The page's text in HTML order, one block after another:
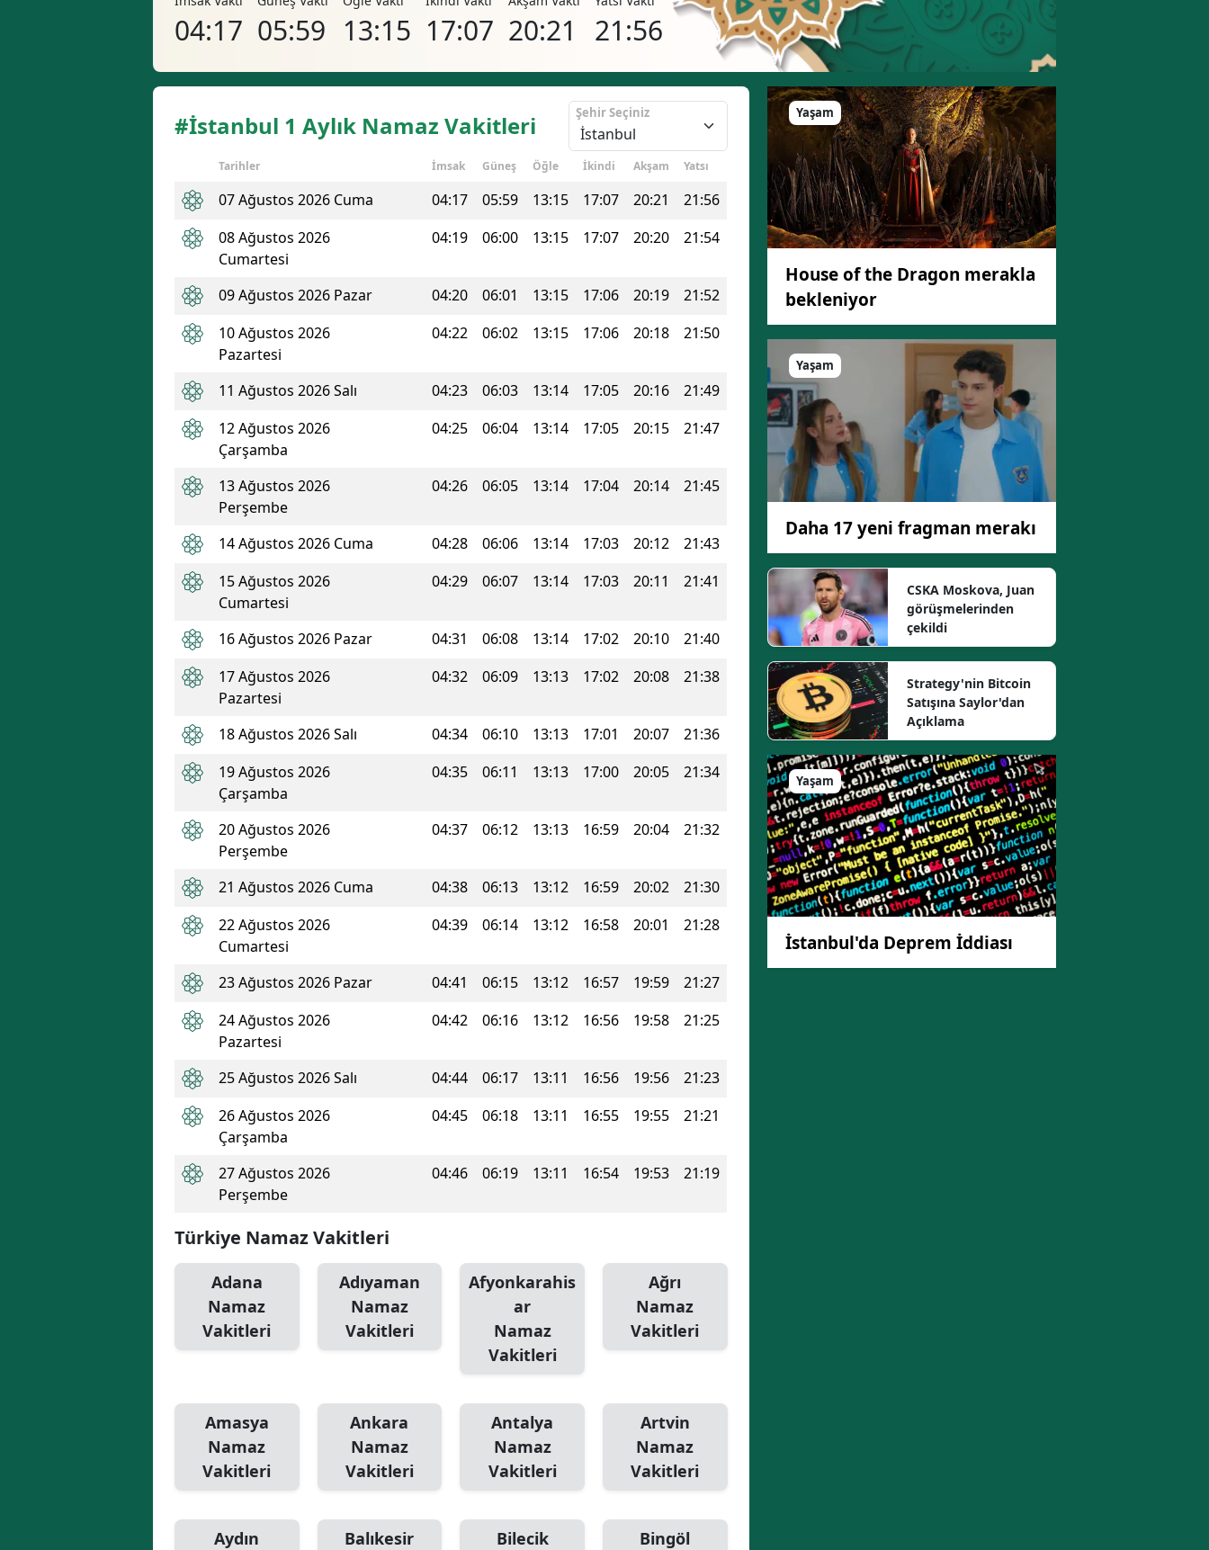
Bilecik
Bolu
Burdur
Bursa
Çanakkale
Diyarbakır
Edirne
Erzurum
Eskişehir
Giresun
Gümüşhane
Mersin
Kastamonu
Kayseri
Kırşehir
Kocaeli
Kahramanmaraş
Mardin
Niğde
04:17 05:59 13:15 17:07 20:21 21:56
#İstanbul 1 Aylık Namaz Vakitleri Şehir Seçiniz
Tarihler İmsak Güneş Öğle İkindi Akşam Yatsı
07 Ağustos 2026 Cuma 04:17 05:59 13:15 17:07 20:21
21:56
08 Ağustos 2026
Cumartesi
04:19 06:00 13:15 17:07 20:20 21:54
09 Ağustos 2026 Pazar 04:20 06:01 13:15 17:06 20:19
21:52
10 Ağustos 2026
Pazartesi
04:22 06:02 13:15 17:06 20:18 21:50
11 Ağustos 2026 Salı 04:23 06:03 13:14 17:05 20:16
21:49
12 Ağustos 2026
Çarşamba
04:25 06:04 13:14 17:05 20:15 21:47
13 Ağustos 2026
Perşembe
04:26 06:05 13:14 17:04 20:14 21:45
14 Ağustos 2026 Cuma 04:28 06:06 13:14 17:03 20:12
21:43
15 Ağustos 2026
Cumartesi
04:29 06:07 13:14 17:03 20:11 21:41
16 Ağustos 2026 Pazar 04:31 06:08 13:14 17:02 20:10
21:40
17 Ağustos 2026
Pazartesi
04:32 06:09 13:13 17:02 20:08 21:38
18 Ağustos 2026 Salı 04:34 06:10 13:13 17:01 20:07
21:36
19 Ağustos 2026
Çarşamba
04:35 06:11 13:13 17:00 20:05 21:34
20 Ağustos 2026
Perşembe
04:37 06:12 13:13 16:59 20:04 21:32
21 Ağustos 2026 Cuma 04:38 06:13 13:12 16:59 20:02
21:30
22 Ağustos 2026
Cumartesi
04:39 06:14 13:12 16:58 20:01 21:28
23 Ağustos 2026 Pazar 04:41 06:15 13:12 16:57 19:59
21:27
24 Ağustos 2026
Pazartesi
04:42 06:16 13:12 16:56 19:58 21:25
25 Ağustos 2026 Salı 04:44 06:17 13:11 16:56 19:56
21:23
26 Ağustos 2026
Çarşamba
04:45 06:18 13:11 16:55 19:55 21:21
27 Ağustos 2026
Perşembe
04:46 06:19 13:11 16:54 19:53 21:19
Türkiye Namaz Vakitleri
Adana
Namaz
Vakitleri
Adıyaman
Namaz
Vakitleri
Afyonkarahis
ar
Namaz
Vakitleri
Ağrı
Namaz
Vakitleri
Amasya
Namaz
Vakitleri
Ankara
Namaz
Vakitleri
Antalya
Namaz
Vakitleri
Artvin
Namaz
Vakitleri
Aydın
Balıkesir
Bilecik
Bingöl
Yaşam
House of the Dragon merakla
bekleniyor
Yaşam
Daha 17 yeni fragman merakı
CSKA Moskova, Juan
görüşmelerinden
çekildi
Strategy'nin Bitcoin
Satışına Saylor'dan
Açıklama
Yaşam
İstanbul'da Deprem İddiası